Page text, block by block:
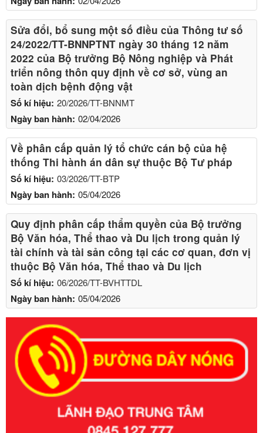
Số kí hiệu: 20/2026/TT-BNNMT
Ngày ban hành: 02/04/2026
Sửa đổi, bổ sung một số điều của Thông tư số
24/2022/TT-BNNPTNT ngày 30 tháng 12 năm
2022 của Bộ trưởng Bộ Nông nghiệp và Phát
triển nông thôn quy định về cơ sở, vùng an
toàn dịch bệnh động vật
Số kí hiệu: 03/2026/TT-BTP
Ngày ban hành: 05/04/2026
Về phân cấp quản lý tổ chức cán bộ của hệ
thống Thi hành án dân sự thuộc Bộ Tư pháp
Số kí hiệu: 06/2026/TT-BVHTTDL
Ngày ban hành: 05/04/2026
Quy định phân cấp thẩm quyền của Bộ trưởng
Bộ Văn hóa, Thể thao và Du lịch trong quản lý
tài chính và tài sản công tại các cơ quan, đơn vị
thuộc Bộ Văn hóa, Thể thao và Du lịch